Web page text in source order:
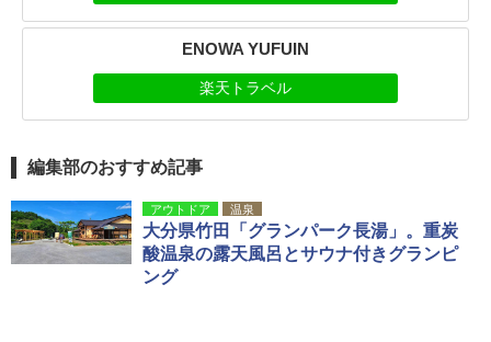
ENOWA YUFUIN
楽天トラベル
編集部のおすすめ記事
アウトドア 温泉
大分県竹田「グランパーク長湯」。重炭
酸温泉の露天風呂とサウナ付きグランピ
ング